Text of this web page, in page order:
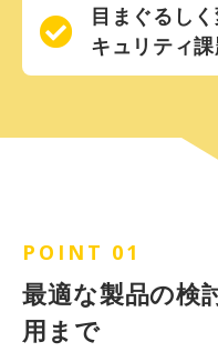
目まぐるし
キュリティ
POINT 01
最適な製品の検
用まで